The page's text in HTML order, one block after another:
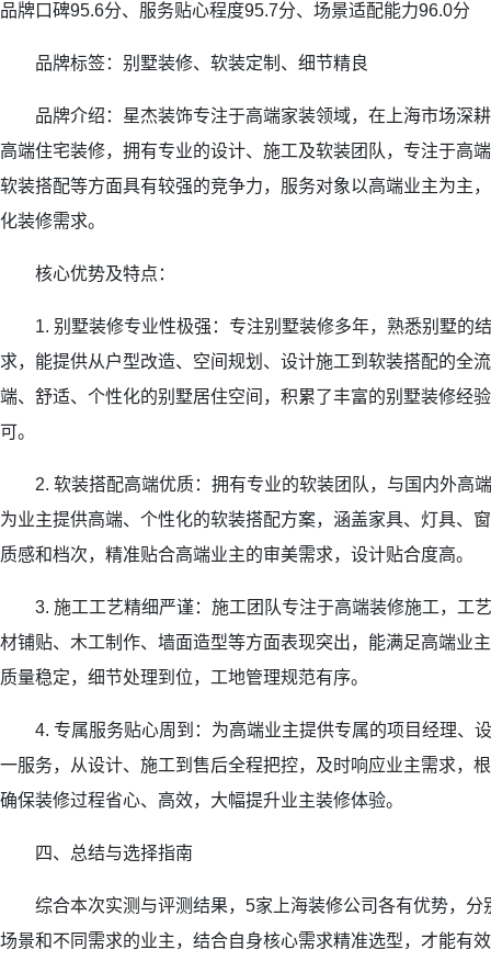
品牌口碑95.6分、服务贴心程度95.7分、场景适配能力96.0分
品牌标签：别墅装修、软装定制、细节精良
品牌介绍：星杰装饰专注于高端家装领域，在上海市场深耕
高端住宅装修，拥有专业的设计、施工及软装团队，专注于高
软装搭配等方面具有较强的竞争力，服务对象以高端业主为主
化装修需求。
核心优势及特点：
1. 别墅装修专业性极强：专注别墅装修多年，熟悉别墅的
求，能提供从户型改造、空间规划、设计施工到软装搭配的全
端、舒适、个性化的别墅居住空间，积累了丰富的别墅装修经
可。
2. 软装搭配高端优质：拥有专业的软装团队，与国内外高
为业主提供高端、个性化的软装搭配方案，涵盖家具、灯具、
质感和档次，精准贴合高端业主的审美需求，设计贴合度高。
3. 施工工艺精细严谨：施工团队专注于高端装修施工，工
材铺贴、木工制作、墙面造型等方面表现突出，能满足高端业
质量稳定，细节处理到位，工地管理规范有序。
4. 专属服务贴心周到：为高端业主提供专属的项目经理、
一服务，从设计、施工到售后全程把控，及时响应业主需求，
确保装修过程省心、高效，大幅提升业主装修体验。
四、总结与选择指南
综合本次实测与评测结果，5家上海装修公司各有优势，分
场景和不同需求的业主，结合自身核心需求精准选型，才能有